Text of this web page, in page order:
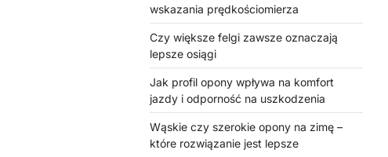
wskazania prędkościomierza
Czy większe felgi zawsze oznaczają
lepsze osiągi
Jak profil opony wpływa na komfort
jazdy i odporność na uszkodzenia
Wąskie czy szerokie opony na zimę –
które rozwiązanie jest lepsze